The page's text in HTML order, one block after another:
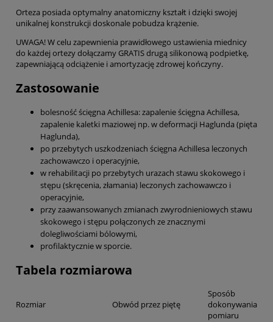
Orteza posiada optymalny anatomiczny kształt i dzięki swojej
unikalnej konstrukcji doskonale pobudza krążenie.
UWAGA! W celu zapewnienia prawidłowego ustawienia miednicy
do każdej ortezy dołączamy GRATIS drugą silikonową podpietkę,
zapewniającą odciążenie i amortyzację zdrowej kończyny.
Zastosowanie
bolesność ścięgna Achillesa: zapalenie ścięgna Achillesa,
zapalenie kaletki maziowej np. w deformacji Haglunda (pięta
Haglunda),
po przebytych uszkodzeniach ścięgna Achillesa leczonych
zachowawczo i operacyjnie,
w rehabilitacji po przebytych urazach stawu skokowego i
stępu (skręcenia, złamania) leczonych zachowawczo i
operacyjnie,
przy zaawansowanych zmianach zwyrodnieniowych stawu
skokowego i stępu połączonych ze znacznymi
dolegliwościami bólowymi,
profilaktycznie w sporcie.
Tabela rozmiarowa
Rozmiar Obwód przez piętę
Sposób
dokonywania
pomiaru